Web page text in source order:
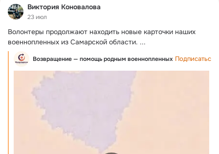
Виктория Коновалова
23 июл
Волонтеры продолжают находить новые карточки наших
военнопленных из Самарской области. ...
Возвращение — помощь родным военнопленных Подписаться